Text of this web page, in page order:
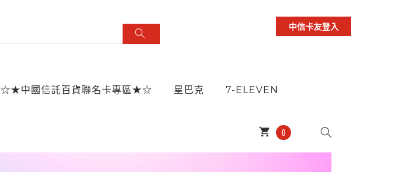
中信卡友登入
☆★中國信託百貨聯名卡專區★☆ 星巴克 7-ELEVEN
shopping_cart 0